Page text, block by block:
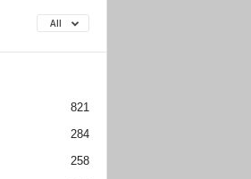
All
821
284
258